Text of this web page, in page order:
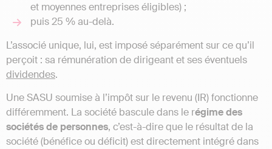
et moyennes entreprises éligibles) ;
puis 25 % au-delà.
L’associé unique, lui, est imposé séparément sur ce qu’il
perçoit : sa rémunération de dirigeant et ses éventuels
dividendes.
Une SASU soumise à l’impôt sur le revenu (IR) fonctionne
différemment. La société bascule dans le régime des
sociétés de personnes, c’est-à-dire que le résultat de la
société (bénéfice ou déficit) est directement intégré dans